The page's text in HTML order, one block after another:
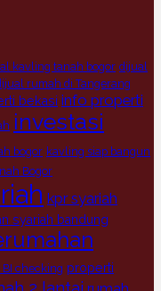
kavling tanah bogor dijual
rumah di Tangerang
bekasi info properti
investasi
bogor kavling siap bangun
Bogor
kpr syariah
syariah bandung
checking properti
2 lantai